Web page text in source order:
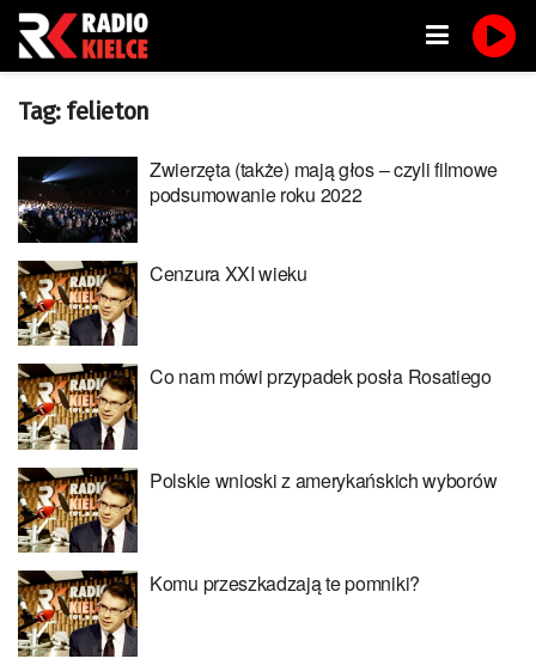
Tag: felieton
Zwierzęta (także) mają głos – czyli filmowe
podsumowanie roku 2022
Cenzura XXI wieku
Co nam mówi przypadek posła Rosatiego
Polskie wnioski z amerykańskich wyborów
Komu przeszkadzają te pomniki?